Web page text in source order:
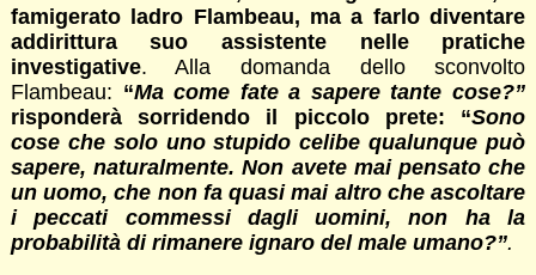
famigerato ladro Flambeau, ma a farlo diventare
addirittura suo assistente nelle pratiche
investigative. Alla domanda dello sconvolto
Flambeau: “Ma come fate a sapere tante cose?”
risponderà sorridendo il piccolo prete: “Sono
cose che solo uno stupido celibe qualunque può
sapere, naturalmente. Non avete mai pensato che
un uomo, che non fa quasi mai altro che ascoltare
i peccati commessi dagli uomini, non ha la
probabilità di rimanere ignaro del male umano?”.